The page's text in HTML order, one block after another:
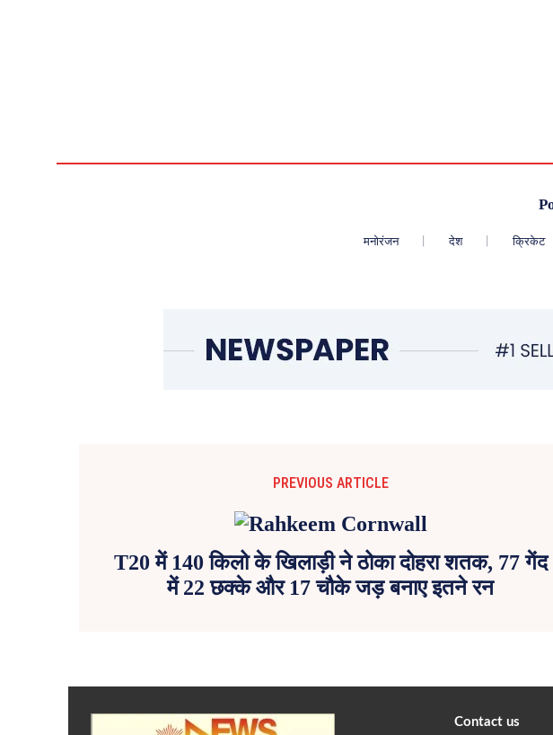
मनोरंजन देश क्रिकेट
PREVIOUS ARTICLE
T20 में 140 किलो के खिलाड़ी ने ठोका दोहरा शतक, 77 गेंद
में 22 छक्के और 17 चौके जड़ बनाए इतने रन
Contact us